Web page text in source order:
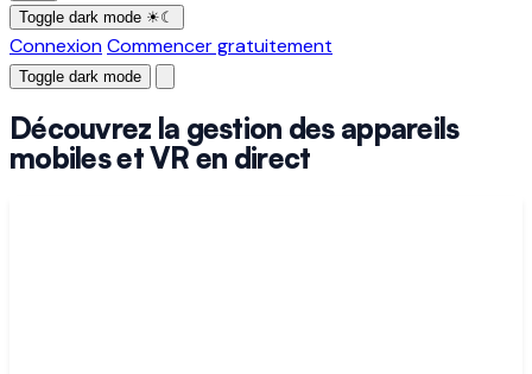
Toggle dark mode ☀☾
ConnexionCommencer gratuitement
Toggle dark mode
Découvrez la gestion des appareils
mobiles et VR en direct